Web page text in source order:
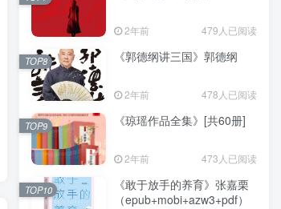
2年前 479人已阅读
《郭德纲讲三国》郭德纲
2年前 478人已阅读
TOP8
《琼瑶作品全集》[共60册]
2年前 473人已阅读
TOP9
《敢于放手的养育》张嘉栗
（epub+mobi+azw3+pdf）
TOP10